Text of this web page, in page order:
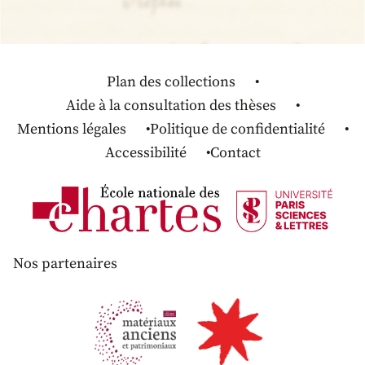
Plan des collections
Aide à la consultation des thèses
Mentions légales
Politique de confidentialité
Accessibilité
Contact
Nos partenaires